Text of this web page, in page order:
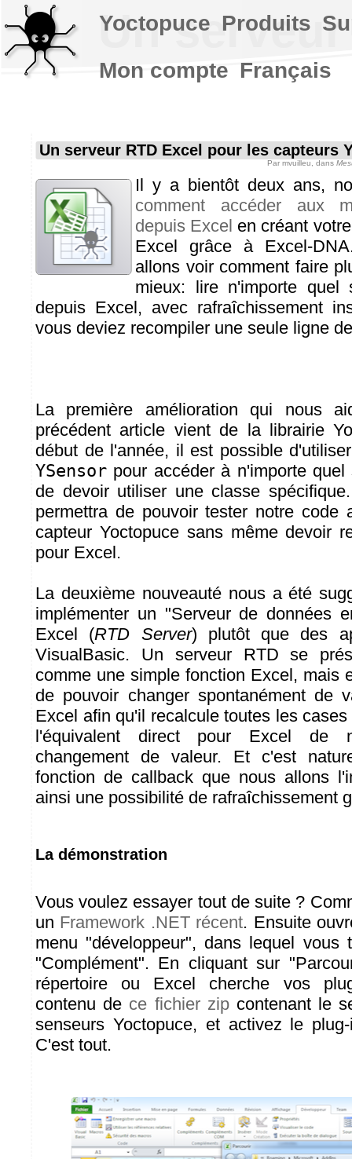
Un
Un serveur RTD Excel pour les capteurs
Par mvuilleu , dans
Il y a bientôt deux ans,
comment accéder aux
depuis Excel en créant
Excel grâce à Excel-
allons voir comment faire
mieux: lire n'importe quel
depuis Excel, avec rafraîchissement
vous deviez recompiler une seule ligne
La première amélioration qui nous
précédent article vient de la librairie
début de l'année, il est possible
YSensor pour accéder à n'importe
de devoir utiliser une classe
permettra de pouvoir tester notre code
capteur Yoctopuce sans même devoir
pour Excel.
La deuxième nouveauté nous a été
implémenter un "Serveur de données
Excel (RTD Server) plutôt que des
VisualBasic. Un serveur RTD se
comme une simple fonction Excel, mais
de pouvoir changer spontanément de
Excel afin qu'il recalcule toutes les
l'équivalent direct pour Excel de
changement de valeur. Et c'est
fonction de callback que nous allons
ainsi une possibilité de rafraîchissement
La démonstration
Vous voulez essayer tout de suite ?
un Framework .NET récent. Ensuite
menu "développeur", dans lequel vous
"Complément". En cliquant sur
répertoire ou Excel cherche vos
contenu de ce fichier zipcontenant le
senseurs Yoctopuce, et activez le
C'est tout.
Yoctopuce Produits
Mon compte Français